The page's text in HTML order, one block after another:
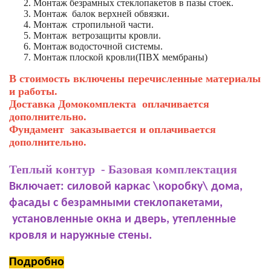
Монтаж безрамных стеклопакетов в пазы стоек.
Монтаж балок верхней обвязки.
Монтаж стропильной части.
Монтаж ветрозащиты кровли.
Монтаж водосточной системы.
Монтаж плоской кровли(ПВХ мембраны)
В стоимость включены перечисленные материалы
и работы.
Доставка Домокомплекта оплачивается
дополнительно.
Фундамент заказывается и оплачивается
дополнительно.
Теплый контур - Базовая комплектация
Включает: силовой каркас \коробку\ дома,
фасады с безрамными стеклопакетами,
установленные окна и дверь, утепленные
кровля и наружные стены.
Подробно